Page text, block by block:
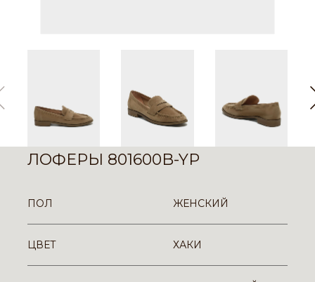
ЛОФЕРЫ 801600B-YP
ПОЛ ЖЕНСКИЙ
ЦВЕТ ХАКИ